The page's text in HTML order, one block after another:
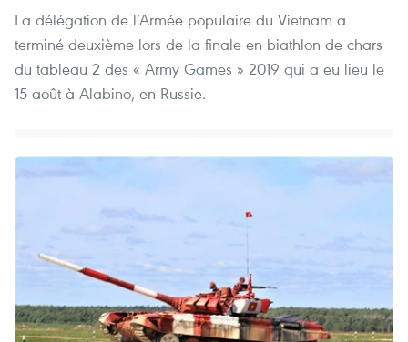
La délégation de l’Armée populaire du Vietnam a
terminé deuxième lors de la finale en biathlon de chars
du tableau 2 des « Army Games » 2019 qui a eu lieu le
15 août à Alabino, en Russie.